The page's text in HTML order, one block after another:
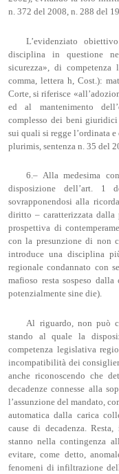
n. 372 del 2008, n. 288 del
L’evidenziato
disciplina in questione
sicurezza», di competenza
comma, lettera h, Cost.):
Corte, si riferisce
ed al mantenimento
complesso dei beni
sui quali si regge l’ordinata
plurimis, sentenza n. 35 del
6.– Alla medesima
disposizione dell’art. 1
sovrapponendosi alla
diritto – caratterizzata
prospettiva di
con la presunzione di non
introduce una disciplina
regionale condannato con
mafioso resta sospeso
potenzialmente sine die).
Al riguardo, non può
stando al quale la
competenza legislativa
incompatibilità dei
anche riconoscendo che
decadenze connesse alla
l’assunzione del mandato,
automatica dalla carica
cause di decadenza.
stanno nella contingenza
evitare, come detto,
fenomeni di infiltrazione